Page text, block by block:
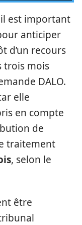
il est important
anticiper
d’un recours
trois mois
DALO.
elle
en compte
de
traitement
, selon le
être